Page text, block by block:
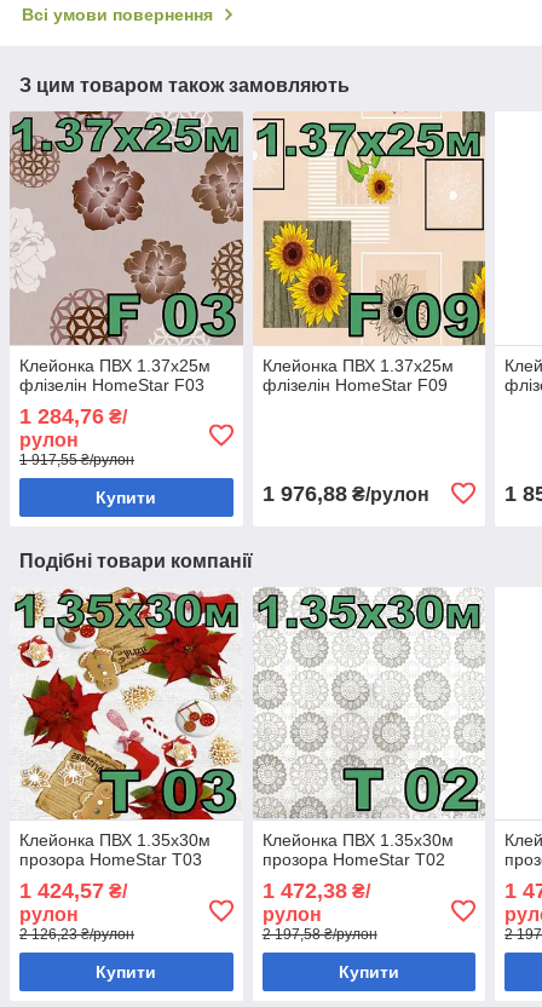
Всі умови повернення
З цим товаром також замовляють
Клейонка ПВХ 1.37х25м
флізелін HomeStar F03
1 284,76 ₴/
рулон
1 917,55 ₴/рулон
Купити
Клейонка ПВХ 1.37х25м
флізелін HomeStar F09
1 976,88₴/рулон 1
Подібні товари компанії
Клейонка ПВХ 1.35х30м
прозора HomeStar T03
1 424,57 ₴/
рулон
2 126,23 ₴/рулон
Купити
Клейонка ПВХ 1.35х30м
прозора HomeStar T02
1 472,38₴/
рулон
2 197,58 ₴/рулон
Купити
1
2